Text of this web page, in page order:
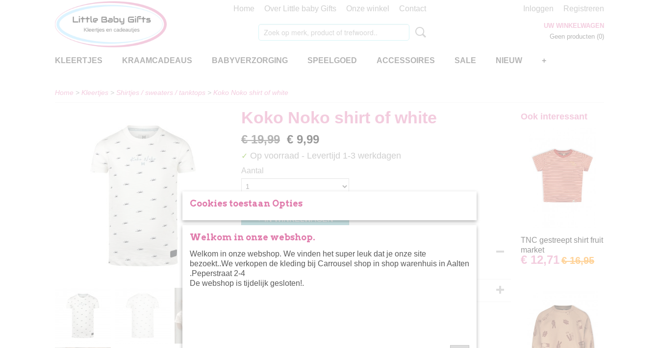
Home Over Little baby Gifts Onze winkel Contact Inloggen Registreren
UW WINKELWAGEN
Geen producten (0)
KLEERTJES KRAAMCADEAUS BABYVERZORGING SPEELGOED ACCESSOIRES SALE NIEUW +
Home > Kleertjes > Shirtjes / sweaters / tanktops > Koko Noko shirt of white
Koko Noko shirt of white
€ 19,99 € 9,99
✓ Op voorraad - Levertijd 1-3 werkdagen
Aantal
IN WINKELWAGEN
Omschrijving
Leuk shirt met zonnetjes. Off white met blauw
Reacties
Ook interessant
TNC gestreept shirt fruit
market
€ 12,71€ 16,95
Cookies toestaan Opties
Welkom in onze webshop.
Welkom in onze webshop. We vinden het super leuk dat je onze site
bezoekt..We verkopen de kleding bij Carrousel shop in shop warenhuis in Aalten
.Peperstraat 2-4
De webshop is tijdelijk gesloten!.